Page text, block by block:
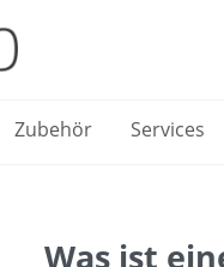
Zubehör Services
Was ist